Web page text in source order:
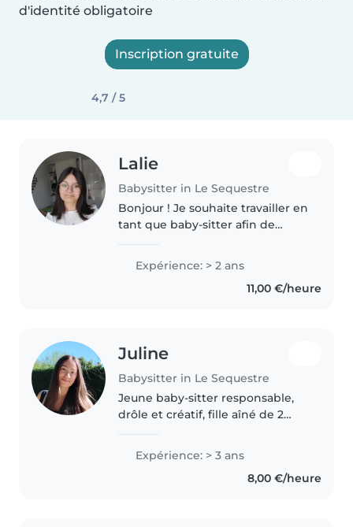
d'identité obligatoire
Inscription gratuite
4,7 / 5
Lalie
Babysitter in Le Sequestre
Bonjour ! Je souhaite travailler en
tant que baby-sitter afin de
favorisant mon expérience
professionnelle. En effet, je suis
une formation d'éducateur..
Expérience: > 2 ans
11,00 €/heure
Juline
Babysitter in Le Sequestre
Jeune baby-sitter responsable,
drôle et créatif, fille aîné de 2
surveiller depuis jeune. Je suis
Expérience: > 3 ans
8,00 €/heure